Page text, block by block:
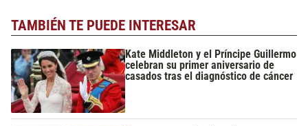
TAMBIÉN TE PUEDE INTERESAR
Kate Middleton y el Príncipe Guillermo
celebran su primer aniversario de
casados tras el diagnóstico de cáncer